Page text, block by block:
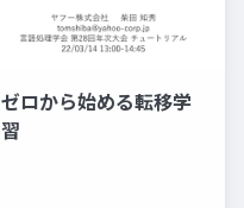
ゼロから始める転移学
習